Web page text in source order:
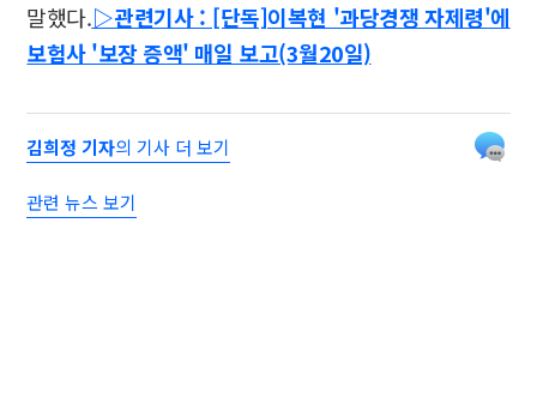
말했다.▷관련기사 : [단독]이복현 '과당경쟁 자제령'에
보험사 '보장 증액' 매일 보고(3월20일)
김희정 기자의 기사 더 보기
관련 뉴스 보기